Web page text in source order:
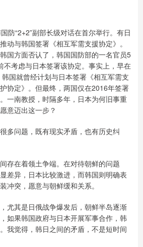
防“2+2”副部长级对话在首尔举行。有日
动与韩国签署《相互军需支援协定》。
国方面否认了，韩国国防部的一名官员5
不考虑与日本签署该协定。事实上，早在
国就曾经计划与日本签署《相互军需支
协定》。但最终，两国仅在2016年签署
一南教授，时隔多年，日本为何旧事重
意迈出这一步？
多问题，既有现实矛盾，也有历史纠
存在着领土争端。在对待朝鲜的问题
差异，日本比较激进，而韩国则明确表
冲突，愿意与朝鲜缓和关系。
尤其是日俄战争爆发后，朝鲜半岛逐渐
如果韩国政府与日本开展军事合作，韩
我觉得，韩日之间的矛盾，不是短时间